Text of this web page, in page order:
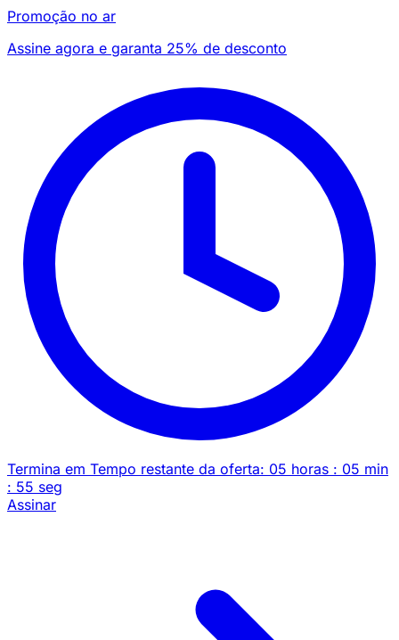
Promoção no ar
Assine agora e garanta 25% de desconto
Termina em Tempo restante da oferta: 05 horas : 05 min
: 55 seg
Assinar